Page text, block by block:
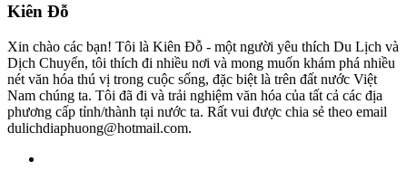
Kiên Đỗ
Xin chào các bạn! Tôi là Kiên Đỗ - một người yêu thích Du Lịch và
Dịch Chuyển, tôi thích đi nhiều nơi và mong muốn khám phá nhiều
nét văn hóa thú vị trong cuộc sống, đặc biệt là trên đất nước Việt
Nam chúng ta. Tôi đã đi và trải nghiệm văn hóa của tất cả các địa
phương cấp tỉnh/thành tại nước ta. Rất vui được chia sẻ theo email
dulichdiaphuong@hotmail.com.